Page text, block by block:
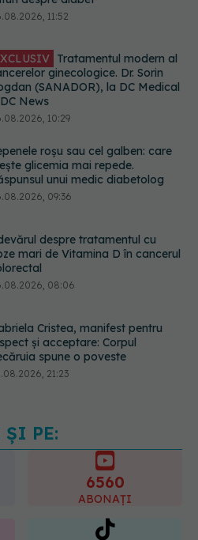
EXCLUSIV
ginecologice. Dr. Sorin
News
10:29
roșu sau cel galben: care
glicemia mai repede.
09:36
despre tratamentul cu
mari de Vitamina D în cancerul
08:06
și acceptare: Corpul
21:23
de la Fundeni demontează
dintre cele mai răspândite
ȘI PE:
6560
ABONAȚI